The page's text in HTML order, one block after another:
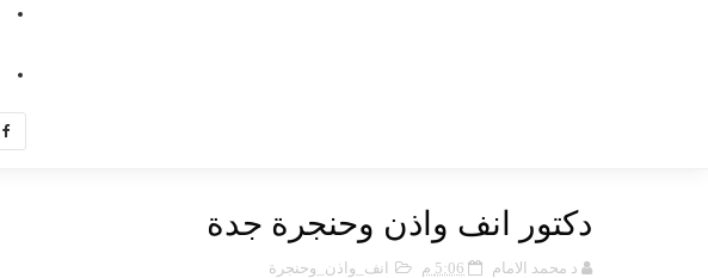
دكتور انف واذن وحنجرة جدة
د محمد الامام 5:06 م انف_واذن_وحنجرة